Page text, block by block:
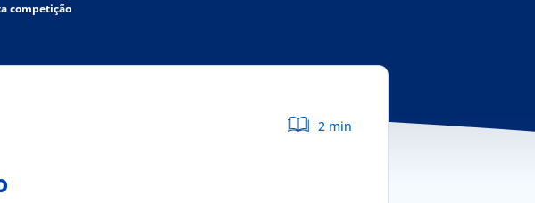
competição
2 min